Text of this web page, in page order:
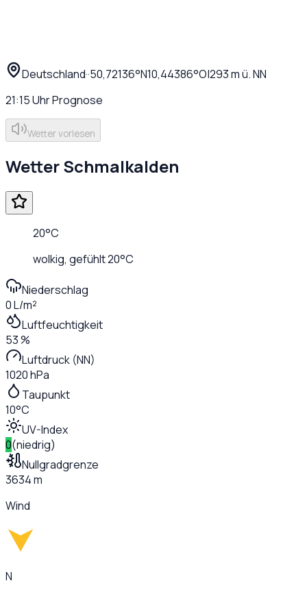
Deutschland··50,72136°N10,44386°O|293m ü. NN
21:15UhrPrognose
Wetter vorlesen
WetterSchmalkalden
20°C
wolkig, gefühlt20°C
Niederschlag
0 L/m²
Luftfeuchtigkeit
53 %
Luftdruck (NN)
1020 hPa
Taupunkt
10°C
UV-Index
0(niedrig)
Nullgradgrenze
3634 m
Wind
N